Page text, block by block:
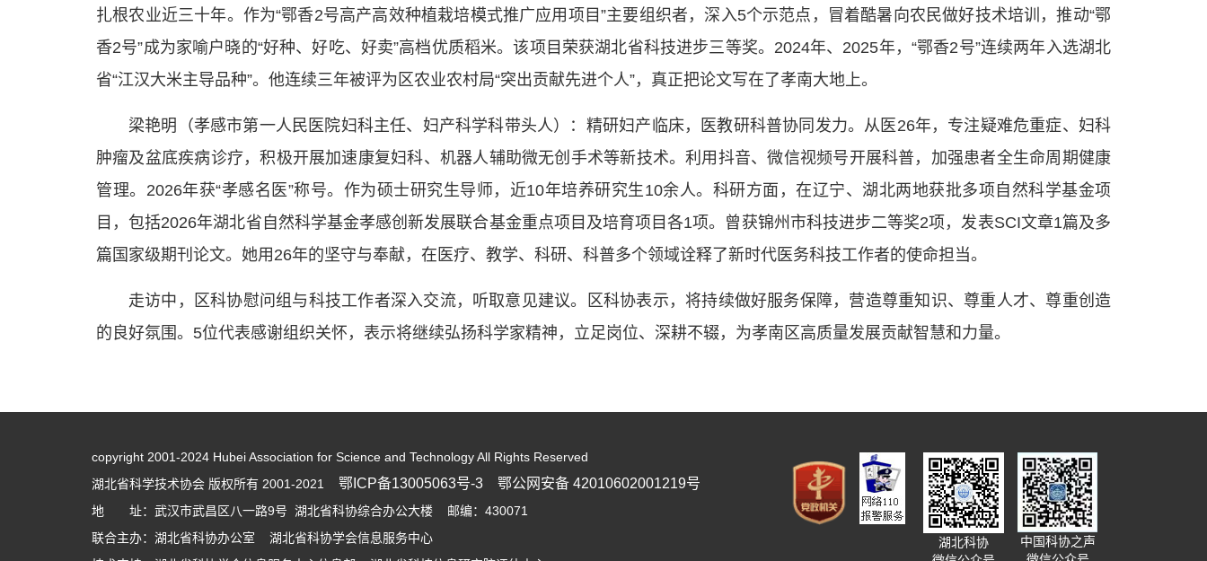
扎根农业近三十年。作为“鄂香2号高产高效种植栽培模式推广应用项目”主要组织者，深入5个示范点，冒着酷暑向农民做好技术培训，推动“鄂
香2号”成为家喻户晓的“好种、好吃、好卖”高档优质稻米。该项目荣获湖北省科技进步三等奖。2024年、2025年，“鄂香2号”连续两年入选湖北
省“江汉大米主导品种”。他连续三年被评为区农业农村局“突出贡献先进个人”，真正把论文写在了孝南大地上。
梁艳明（孝感市第一人民医院妇科主任、妇产科学科带头人）：精研妇产临床，医教研科普协同发力。从医26年，专注疑难危重症、妇科
肿瘤及盆底疾病诊疗，积极开展加速康复妇科、机器人辅助微无创手术等新技术。利用抖音、微信视频号开展科普，加强患者全生命周期健康
管理。2026年获“孝感名医”称号。作为硕士研究生导师，近10年培养研究生10余人。科研方面，在辽宁、湖北两地获批多项自然科学基金项
目，包括2026年湖北省自然科学基金孝感创新发展联合基金重点项目及培育项目各1项。曾获锦州市科技进步二等奖2项，发表SCI文章1篇及多
篇国家级期刊论文。她用26年的坚守与奉献，在医疗、教学、科研、科普多个领域诠释了新时代医务科技工作者的使命担当。
走访中，区科协慰问组与科技工作者深入交流，听取意见建议。区科协表示，将持续做好服务保障，营造尊重知识、尊重人才、尊重创造
的良好氛围。5位代表感谢组织关怀，表示将继续弘扬科学家精神，立足岗位、深耕不辍，为孝南区高质量发展贡献智慧和力量。
copyright 2001-2024 Hubei Association for Science and Technology All Rights Reserved
湖北省科学技术协会 版权所有 2001-2021 鄂ICP备13005063号-3 鄂公网安备 42010602001219号
地 址：武汉市武昌区八一路9号 湖北省科协综合办公大楼 邮编：430071
联合主办：湖北省科协办公室 湖北省科协学会信息服务中心
湖北科协
中国科协之声